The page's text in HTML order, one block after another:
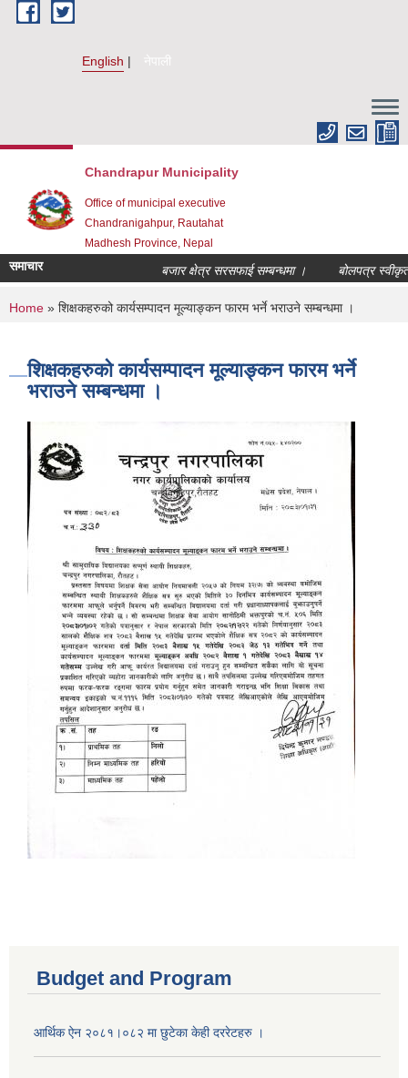
Skip to main content
English नेपाली
Chandrapur Municipality
Office of municipal executive
Chandranigahpur, Rautahat
Madhesh Province, Nepal
समाचार बजार क्षेत्र सरसफाई सम्बन्धमा । बोलपत्र स्वीकृत
You are here
Home » शिक्षकहरुको कार्यसम्पादन मूल्याङ्कन फारम भर्ने भराउने सम्बन्धमा ।
शिक्षकहरुको कार्यसम्पादन मूल्याङ्कन फारम भर्ने
भराउने सम्बन्धमा ।
Budget and Program
आर्थिक ऐन २०८१।०८२ मा छुटेका केही दररेटहरु ।